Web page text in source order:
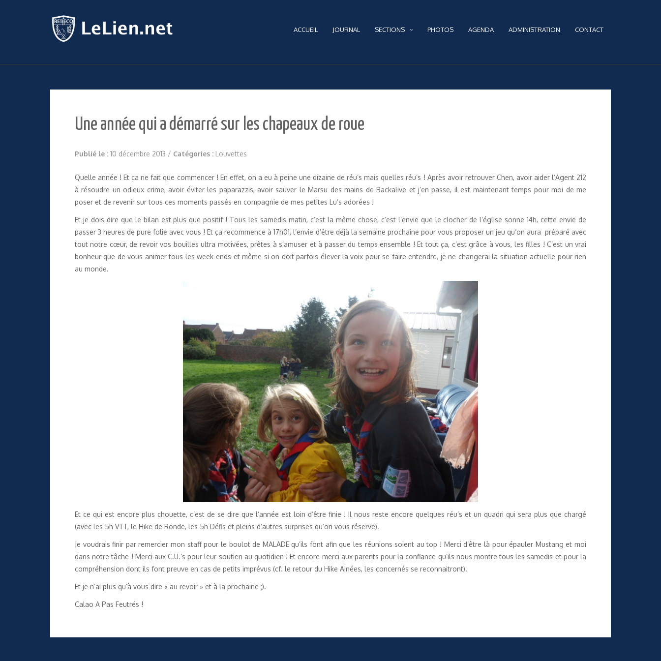
ACCUEIL JOURNAL SECTIONS PHOTOS AGENDA ADMINISTRATION CONTACT
Une année qui a démarré sur les chapeaux de roue
Publié le : 10 décembre 2013 / Catégories : Louvettes
Quelle année ! Et ça ne fait que commencer ! En effet, on a eu à peine une dizaine de réu’s mais quelles réu’s ! Après avoir retrouver Chen, avoir aider l’Agent 212
à résoudre un odieux crime, avoir éviter les paparazzis, avoir sauver le Marsu des mains de Backalive et j’en passe, il est maintenant temps pour moi de me
poser et de revenir sur tous ces moments passés en compagnie de mes petites Lu’s adorées !
Et je dois dire que le bilan est plus que positif ! Tous les samedis matin, c’est la même chose, c’est l’envie que le clocher de l’église sonne 14h, cette envie de
passer 3 heures de pure folie avec vous ! Et ça recommence à 17h01, l’envie d’être déjà la semaine prochaine pour vous proposer un jeu qu’on aura préparé avec
tout notre cœur, de revoir vos bouilles ultra motivées, prêtes à s’amuser et à passer du temps ensemble ! Et tout ça, c’est grâce à vous, les filles ! C’est un vrai
bonheur que de vous animer tous les week-ends et même si on doit parfois élever la voix pour se faire entendre, je ne changerai la situation actuelle pour rien
au monde.
Et ce qui est encore plus chouette, c’est de se dire que l’année est loin d’être finie ! Il nous reste encore quelques réu’s et un quadri qui sera plus que chargé
(avec les 5h VTT, le Hike de Ronde, les 5h Défis et pleins d’autres surprises qu’on vous réserve).
Je voudrais finir par remercier mon staff pour le boulot de MALADE qu’ils font afin que les réunions soient au top ! Merci d’être là pour épauler Mustang et moi
dans notre tâche ! Merci aux C.U.’s pour leur soutien au quotidien ! Et encore merci aux parents pour la confiance qu’ils nous montre tous les samedis et pour la
compréhension dont ils font preuve en cas de petits imprévus (cf. le retour du Hike Ainées, les concernés se reconnaitront).
Et je n’ai plus qu’à vous dire « au revoir » et à la prochaine ;).
Calao A Pas Feutrés !